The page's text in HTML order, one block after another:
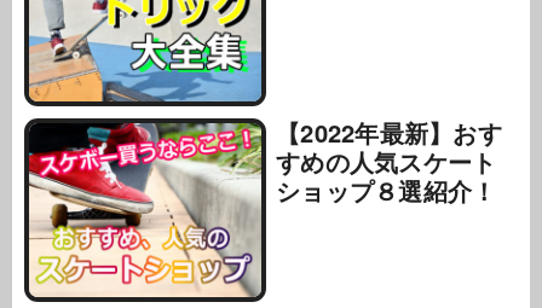
【2022年最新】おす
すめの人気スケート
ショップ８選紹介！